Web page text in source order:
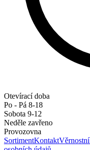
Otevírací doba
Po - Pá 8-18
Sobota 9-12
Neděle zavřeno
Provozovna
SortimentKontakt